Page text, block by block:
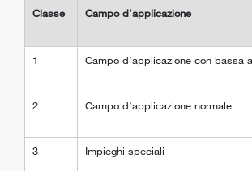
Classe Campo d’applicazione
1 Campo d’applicazione con bassa
2 Campo d’applicazione normale
3 Impieghi speciali